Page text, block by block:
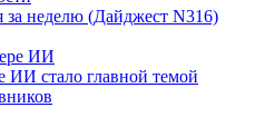
за неделю (Дайджест N316)
ИИ стало главной темой